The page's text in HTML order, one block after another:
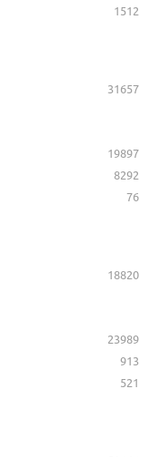
1512
31657
19897
8292
76
18820
23989
913
521